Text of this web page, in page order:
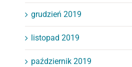
grudzień 2019
listopad 2019
październik 2019